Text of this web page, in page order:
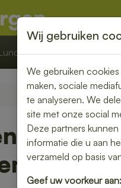
Overige
in
Wij gebruiken
We gebruiken
maken, sociale
te analyseren. We
site met onze social
Deze partners
informatie die u aan
verzameld op basis
Geef uw voorkeur aan: